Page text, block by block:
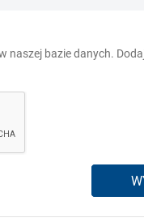
naszej bazie danych.